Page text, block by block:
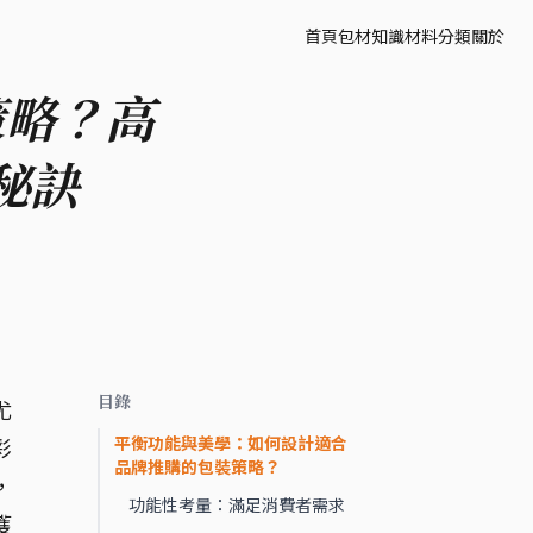
首頁包材知識材料分類關於
？高
訣
目錄
平衡功能與美學：如何設計適合
品牌推購的包裝策略？
功能性考量：滿足消費者需求